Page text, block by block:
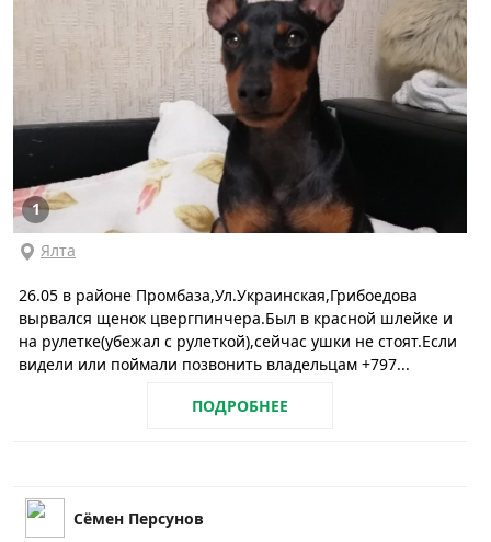
1
Ялта
26.05 в районе Промбаза,Ул.Украинская,Грибоедова
вырвался щенок цвергпинчера.Был в красной шлейке и
на рулетке(убежал с рулеткой),сейчас ушки не стоят.Если
видели или поймали позвонить владельцам +797...
ПОДРОБНЕЕ
Сёмен Персунов